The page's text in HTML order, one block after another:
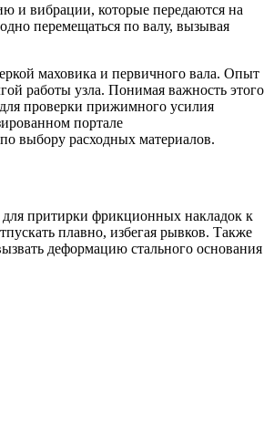
и вибрации, которые передаются на
перемещаться по валу, вызывая
маховика и первичного вала. Опыт
работы узла. Понимая важность этого
проверки прижимного усилия
портале
выбору расходных материалов.
для притирки фрикционных накладок к
плавно, избегая рывков. Также
деформацию стального основания